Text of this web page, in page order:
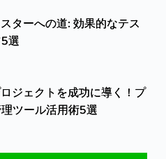
ターへの道: 効果的なテス
選
ジェクトを成功に導く！プ
ツール活用術5選